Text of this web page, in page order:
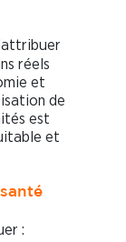
réels
et
de
est
et
: